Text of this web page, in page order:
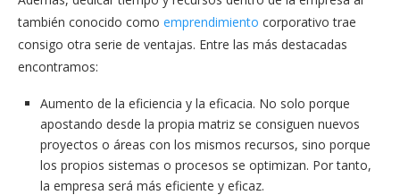
también conocido como emprendimiento corporativo trae
consigo otra serie de ventajas. Entre las más destacadas
encontramos:
Aumento de la eficiencia y la eficacia. No solo porque
apostando desde la propia matriz se consiguen nuevos
proyectos o áreas con los mismos recursos, sino porque
los propios sistemas o procesos se optimizan. Por tanto,
la empresa será más eficiente y eficaz.